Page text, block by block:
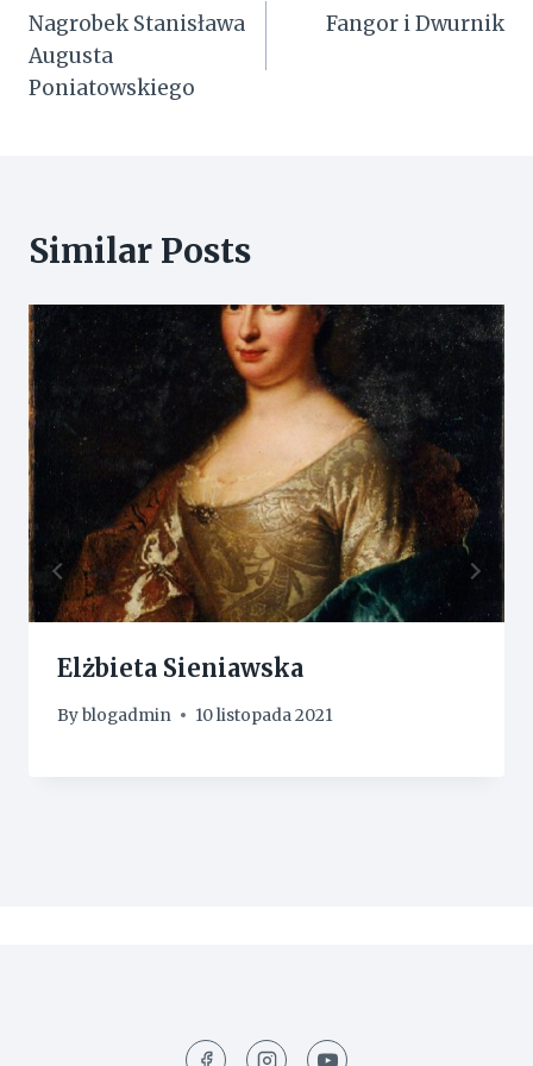
wpisu
Nagrobek Stanisława
Augusta
Poniatowskiego
Fangor i Dwurnik
Similar Posts
Elżbieta Sieniawska
Byblogadmin 10 listopada 2021